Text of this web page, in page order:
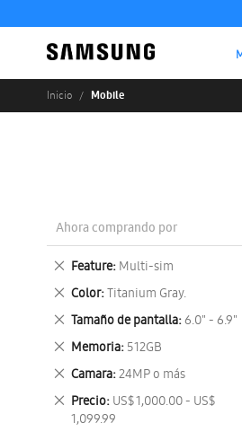
Inicio Mobile
Ahora comprando por
Feature Multi-sim
Eliminar
este
artículo
Color Titanium Gray.
Eliminar
este
artículo
Tamaño de pantalla 6.0" - 6.9"
Eliminar
este
artículo
Memoria 512GB
Eliminar
este
artículo
Camara 24MP o más
Eliminar
este
artículo
Precio US$ 1,000.00 - US$
1,099.99
Eliminar
este